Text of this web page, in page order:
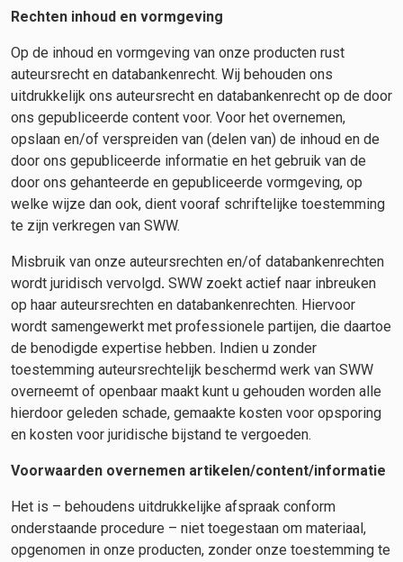
Rechten inhoud en vormgeving
Op de inhoud en vormgeving van onze producten rust
auteursrecht en databankenrecht. Wij behouden ons
uitdrukkelijk ons auteursrecht en databankenrecht op de door
ons gepubliceerde content voor. Voor het overnemen,
opslaan en/of verspreiden van (delen van) de inhoud en de
door ons gepubliceerde informatie en het gebruik van de
door ons gehanteerde en gepubliceerde vormgeving, op
welke wijze dan ook, dient vooraf schriftelijke toestemming
te zijn verkregen van SWW.
Misbruik van onze auteursrechten en/of databankenrechten
wordt juridisch vervolgd. SWW zoekt actief naar inbreuken
op haar auteursrechten en databankenrechten. Hiervoor
wordt samengewerkt met professionele partijen, die daartoe
de benodigde expertise hebben. Indien u zonder
toestemming auteursrechtelijk beschermd werk van SWW
overneemt of openbaar maakt kunt u gehouden worden alle
hierdoor geleden schade, gemaakte kosten voor opsporing
en kosten voor juridische bijstand te vergoeden.
Voorwaarden overnemen artikelen/content/informatie
Het is – behoudens uitdrukkelijke afspraak conform
onderstaande procedure – niet toegestaan om materiaal,
opgenomen in onze producten, zonder onze toestemming te